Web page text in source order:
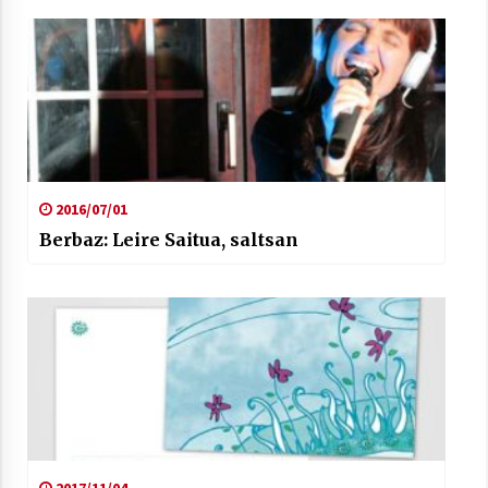
2016/07/01
Berbaz: Leire Saitua, saltsan